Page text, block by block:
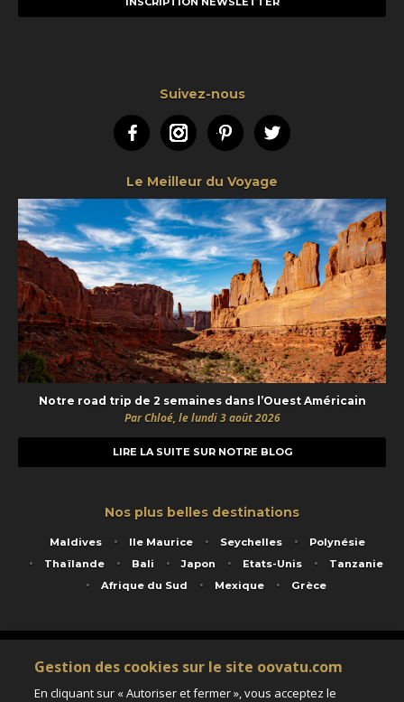
Suivez-nous
FacebookInstagramPinterestTwitter
Le Meilleur du Voyage
Notre road trip de 2 semaines dans l’Ouest Américain
Par Chloé, le lundi 3 août 2026
LIRE LA SUITE SUR NOTRE BLOG
Nos plus belles destinations
Maldives Ile Maurice Seychelles
Polynésie
Thaïlande
Bali Japon Etats-Unis
Tanzanie
Afrique du Sud
Mexique Grèce
Service animé par Nautil Voyages - 22 rue Georges Picquart 75017 Paris - S.A.S
au capital de 155 696 euros - RCS Paris B 423 671 973 - Code APE 7911Z
Matricule Atout France IM075100020 - Garantie financière Groupama - Agrément IATA
Gestion des cookies sur le site oovatu.com
En cliquant sur « Autoriser et fermer », vous acceptez le